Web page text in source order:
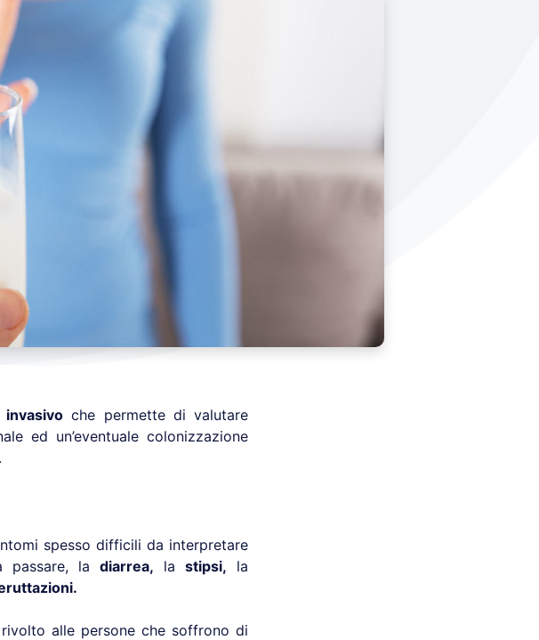
invasivoche permette di valutare
ed un’eventuale colonizzazione
spesso difficili da interpretare
passare, ladiarrea, lastipsi, la
alle persone che soffrono di